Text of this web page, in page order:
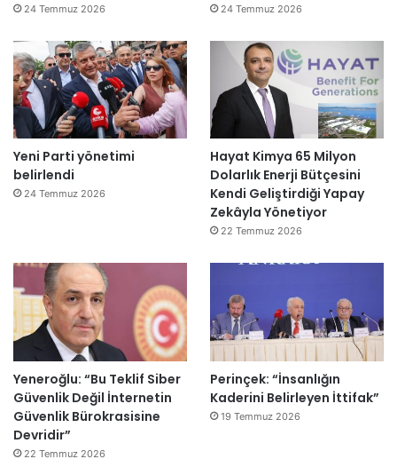
24 Temmuz 2026 24 Temmuz 2026
Yeni Parti yönetimi
belirlendi
24 Temmuz 2026
Hayat Kimya 65 Milyon
Dolarlık Enerji Bütçesini
Kendi Geliştirdiği Yapay
Zekâyla Yönetiyor
22 Temmuz 2026
Yeneroğlu: “Bu Teklif Siber
Güvenlik Değil İnternetin
Güvenlik Bürokrasisine
Devridir”
22 Temmuz 2026
Perinçek: “İnsanlığın
Kaderini Belirleyen İttifak”
19 Temmuz 2026